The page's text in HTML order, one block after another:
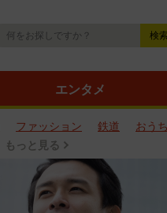
エンタメ
ファッション 鉄道
おう
もっと見る